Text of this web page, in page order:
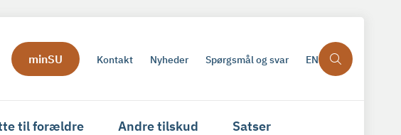
minSU Kontakt Nyheder Spørgsmål og svar EN
til forældre Andre tilskud Satser